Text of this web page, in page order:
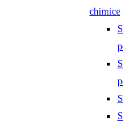
chimice